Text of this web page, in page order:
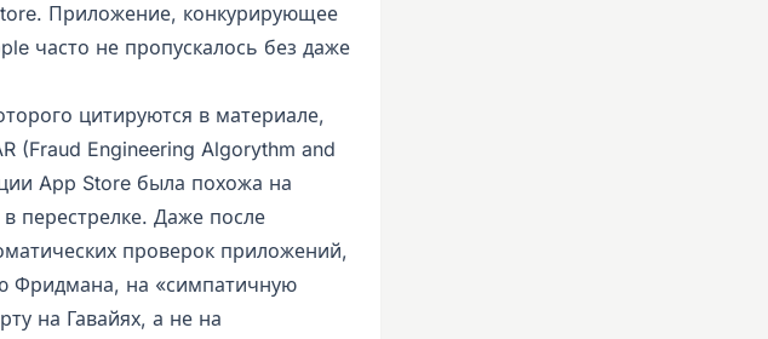
Приложение, конкурирующее
часто не пропускалось без даже
цитируются в материале,
(Fraud Engineering Algorythm and
App Store была похожа на
перестрелке. Даже после
проверок приложений,
Фридмана, на «симпатичную
на Гавайях, а не на